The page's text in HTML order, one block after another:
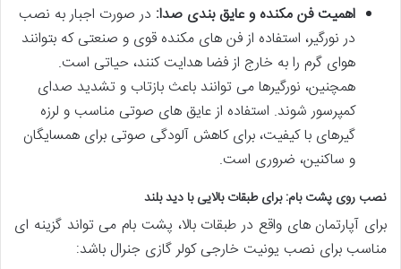
اهمیت فن مکنده و عایق بندی صدا: در صورت اجبار به نصب
در نورگیر، استفاده از فن های مکنده قوی و صنعتی که بتوانند
هوای گرم را به خارج از فضا هدایت کنند، حیاتی است.
همچنین، نورگیرها می توانند باعث بازتاب و تشدید صدای
کمپرسور شوند. استفاده از عایق های صوتی مناسب و لرزه
گیرهای با کیفیت، برای کاهش آلودگی صوتی برای همسایگان
و ساکنین، ضروری است.
نصب روی پشت بام: برای طبقات بالایی با دید بلند
برای آپارتمان های واقع در طبقات بالا، پشت بام می تواند گزینه ای
مناسب برای نصب یونیت خارجی کولر گازی جنرال باشد: